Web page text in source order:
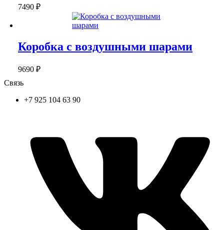
7490 ₽
Коробка с воздушными шарами
9690 ₽
Связь
+7 925 104 63 90